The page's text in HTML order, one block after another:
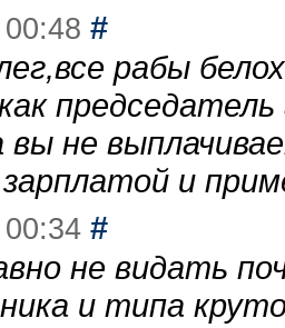
#
рабы
не
и
#
не видать
и типа